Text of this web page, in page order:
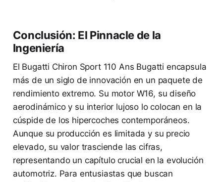
Conclusión: El Pinnacle de la
Ingeniería
El Bugatti Chiron Sport 110 Ans Bugatti encapsula
más de un siglo de innovación en un paquete de
rendimiento extremo. Su motor W16, su diseño
aerodinámico y su interior lujoso lo colocan en la
cúspide de los hipercoches contemporáneos.
Aunque su producción es limitada y su precio
elevado, su valor trasciende las cifras,
representando un capítulo crucial en la evolución
automotriz. Para entusiastas que buscan